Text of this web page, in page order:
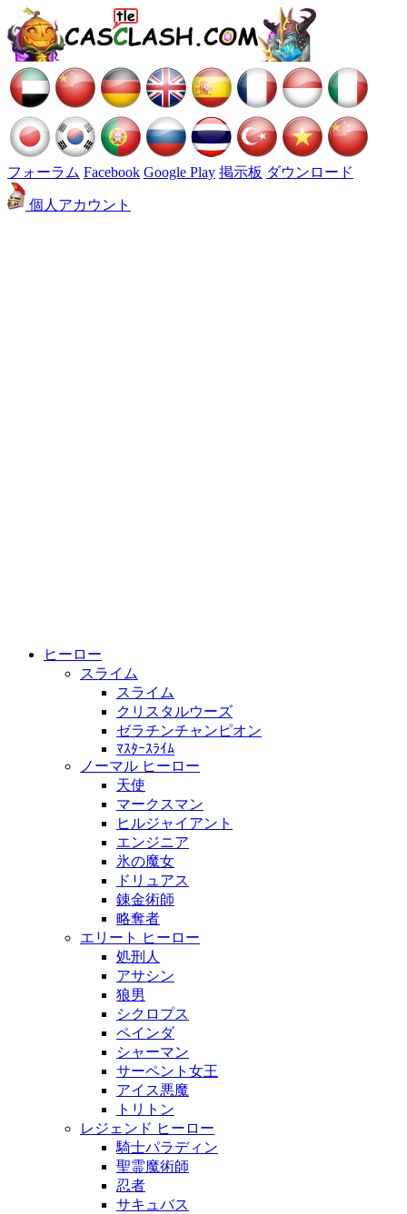
フォーラム Facebook Google Play 掲示板 ダウンロード
個人アカウント
ヒーロー
スライム
スライム
クリスタルウーズ
ゼラチンチャンピオン
ﾏｽﾀｰｽﾗｲﾑ
ノーマル ヒーロー
天使
マークスマン
ヒルジャイアント
エンジニア
氷の魔女
ドリュアス
錬金術師
略奪者
エリート ヒーロー
処刑人
アサシン
狼男
シクロプス
ペインダ
シャーマン
サーペント女王
アイス悪魔
トリトン
レジェンド ヒーロー
騎士パラディン
聖霊魔術師
忍者
サキュバス